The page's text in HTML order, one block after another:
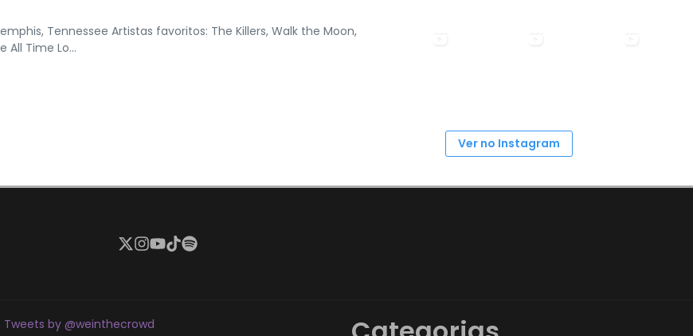
Tennessee Artistas favoritos: The Killers, Walk the Moon,
All Time Lo...
Ver no Instagram
Tweets by @weinthecrowd